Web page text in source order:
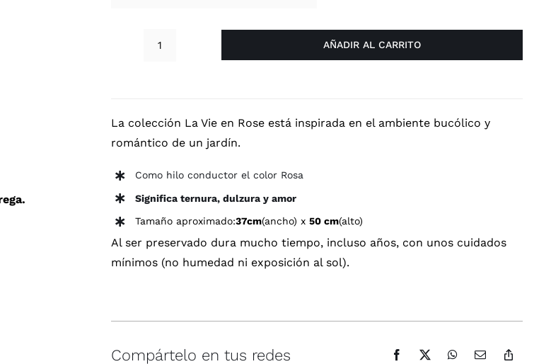
Ramo
en
Rose
AÑADIR AL CARRITO
La colección La Vie en Rose está inspirada en el ambiente bucólico y
romántico de un jardín.
Como hilo conductor el color Rosa
Significa ternura, dulzura y amor
Tamaño aproximado:37cm(ancho) x50 cm(alto)
Al ser preservado dura mucho tiempo, incluso años, con unos cuidados
mínimos (no humedad ni exposición al sol).
Compártelo en tus redes